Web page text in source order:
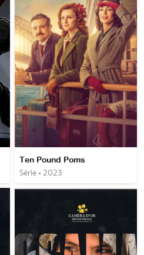
Ten Pound Poms
Série • 2023